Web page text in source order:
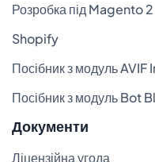
Розробка під Magento 2
Shopify
Посібник з модуль
Посібник з модуль Bot
Документи
Ліцензійна угода